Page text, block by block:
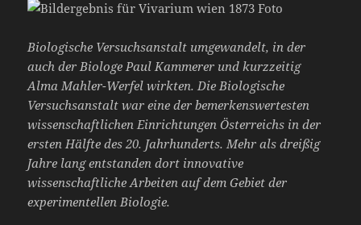
Biologische Versuchsanstalt umgewandelt, in der
auch der Biologe Paul Kammerer und kurzzeitig
Alma Mahler-Werfel wirkten. Die Biologische
Versuchsanstalt war eine der bemerkenswertesten
wissenschaftlichen Einrichtungen Österreichs in der
ersten Hälfte des 20. Jahrhunderts. Mehr als dreißig
Jahre lang entstanden dort innovative
wissenschaftliche Arbeiten auf dem Gebiet der
experimentellen Biologie.